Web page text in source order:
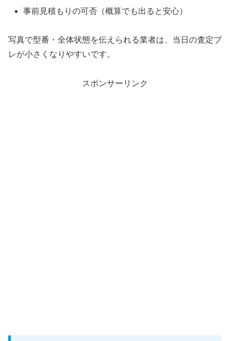
事前見積もりの可否（概算でも出ると安心）
写真で型番・全体状態を伝えられる業者は、当日の査定ブ
レが小さくなりやすいです。
スポンサーリンク